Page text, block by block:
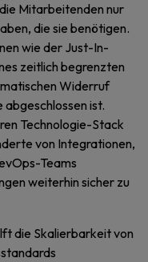
Mitarbeitenden nur
die sie benötigen.
wie der Just-In-
zeitlich begrenzten
Widerruf
ist.
Technologie-Stack
von Integrationen,
Teams
weiterhin sicher zu
die Skalierbarkeit von